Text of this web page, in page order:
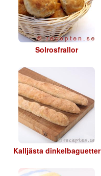
Solrosfrallor
Kalljästa dinkelbaguetter